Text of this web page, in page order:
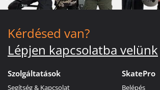
Kérdésed van?
Lépjen kapcsolatba velünk
Szolgáltatások
Segítség & Kapcsolat
SkatePro
Belépés